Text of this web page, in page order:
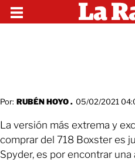
Por: RUBÉN HOYO . 05/02/2021
La versión más extrema y
comprar del 718 Boxster es
Spyder, es por encontrar